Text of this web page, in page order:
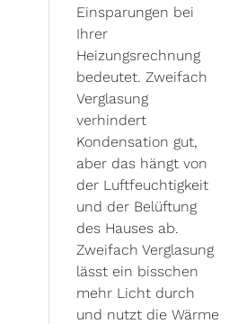
Einsparungen bei
Ihrer
Heizungsrechnung
bedeutet. Zweifach
Verglasung
verhindert
Kondensation gut,
aber das hängt von
der Luftfeuchtigkeit
und der Belüftung
des Hauses ab.
Zweifach Verglasung
lässt ein bisschen
mehr Licht durch
und nutzt die Wärme